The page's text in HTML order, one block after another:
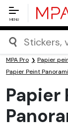
MENU
MPA Pro
Papier
Papier Peint
Papier